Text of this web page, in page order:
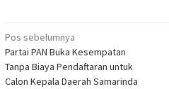
Navigasi
pos
Pos sebelumnya
Partai PAN Buka Kesempatan
Tanpa Biaya Pendaftaran untuk
Calon Kepala Daerah Samarinda